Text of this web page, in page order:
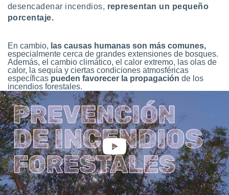
uso de
la
contenido
medir el
de la
el
del
de
o a través
de
de
de
uso de
con el
desencadenar incendios, representan un pequeño
porcentaje.
En cambio, las causas humanas son más comunes,
especialmente cerca de grandes extensiones de bosques.
Además, el cambio climático, el calor extremo, las olas de
calor, la sequía y ciertas condiciones atmosféricas
específicas pueden favorecer la propagación de los
incendios forestales.